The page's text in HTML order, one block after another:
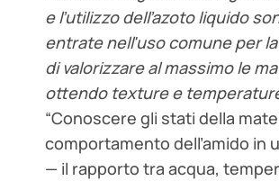
e l’utilizzo dell’azoto liquido
entrate nell'uso comune per
di valorizzare al massimo le
ottendo texture e
“Conoscere gli stati della
comportamento dell’amido in
— il rapporto tra acqua,